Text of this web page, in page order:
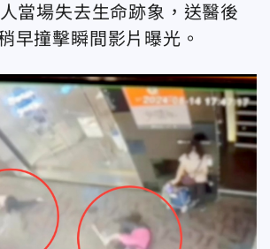
當場失去生命跡象，送醫後
早撞擊瞬間影片曝光。